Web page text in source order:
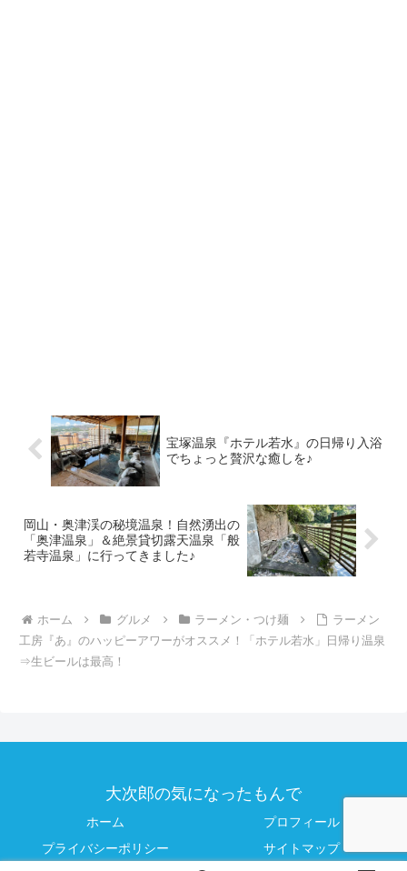
宝塚温泉『ホテル若水』の日帰り入浴
でちょっと贅沢な癒しを♪
岡山・奥津渓の秘境温泉！自然湧出の
「奥津温泉」＆絶景貸切露天温泉「般
若寺温泉」に行ってきました♪
ホーム グルメ ラーメン・つけ麺
ラーメン
工房『あ』のハッピーアワーがオススメ！「ホテル若水」日帰り温泉
⇒生ビールは最高！
大次郎の気になったもんで
ホーム
プロフィール
プライバシーポリシー
サイトマップ